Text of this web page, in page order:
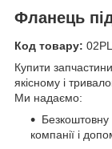
Фланець
Код товару:
Купити
якісному і
Ми надаємо:
Безкоштовну
компанії і